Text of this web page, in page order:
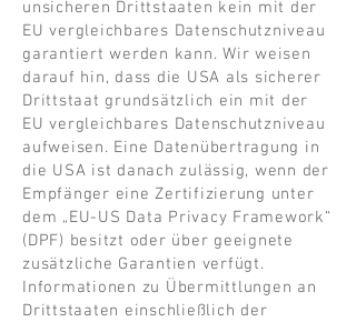
unsicheren Drittstaaten kein mit der
EU vergleichbares Datenschutzniveau
garantiert werden kann. Wir weisen
darauf hin, dass die USA als sicherer
Drittstaat grundsätzlich ein mit der
EU vergleichbares Datenschutzniveau
aufweisen. Eine Datenübertragung in
die USA ist danach zulässig, wenn der
Empfänger eine Zertifizierung unter
dem „EU-US Data Privacy Framework“
(DPF) besitzt oder über geeignete
zusätzliche Garantien verfügt.
Informationen zu Übermittlungen an
Drittstaaten einschließlich der